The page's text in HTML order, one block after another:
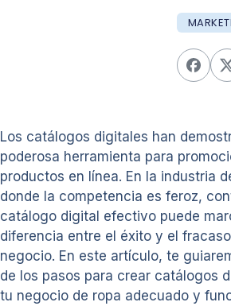
Los catálogos digitales han
poderosa herramienta para
productos en línea. En la industria
donde la competencia es feroz,
catálogo digital efectivo puede
diferencia entre el éxito y el
negocio. En este artículo, te
de los pasos para crear catálogos
tu negocio de ropa adecuado y